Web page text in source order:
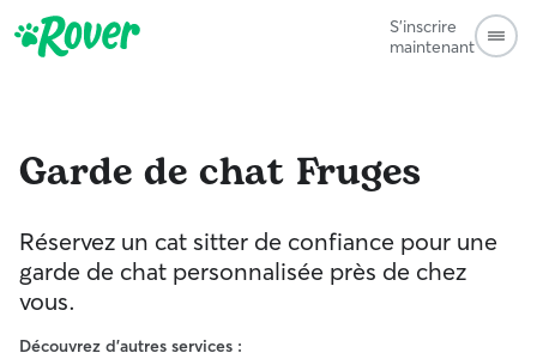
S'inscrire
maintenant
Garde de chat Fruges
Réservez un cat sitter de confiance pour une
garde de chat personnalisée près de chez
vous.
Découvrez d'autres services :